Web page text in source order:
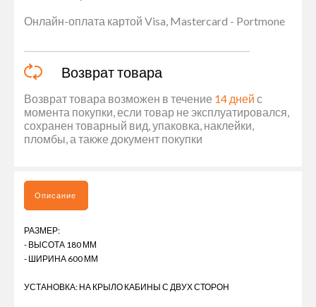
Онлайн-оплата картой Visa, Mastercard - Portmone
Возврат товара
Возврат товара возможен в течение 14 дней с
момента покупки, если товар не эксплуатировался,
сохранен товарный вид, упаковка, наклейки,
пломбы, а также документ покупки
Описание
РАЗМЕР:
- ВЫСОТА 180 ММ
- ШИРИНА 600 ММ
УСТАНОВКА: НА КРЫЛО КАБИНЫ С ДВУХ СТОРОН